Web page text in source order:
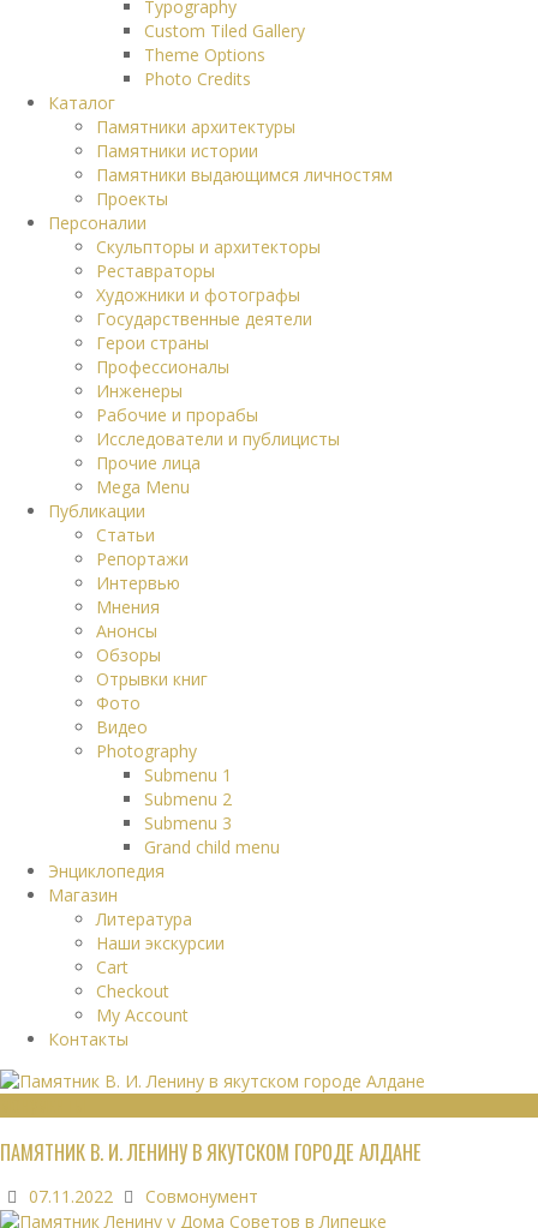
Typography
Custom Tiled Gallery
Theme Options
Photo Credits
Каталог
Памятники архитектуры
Памятники истории
Памятники выдающимся личностям
Проекты
Персоналии
Скульпторы и архитекторы
Реставраторы
Художники и фотографы
Государственные деятели
Герои страны
Профессионалы
Инженеры
Рабочие и прорабы
Исследователи и публицисты
Прочие лица
Mega Menu
Публикации
Статьи
Репортажи
Интервью
Мнения
Анонсы
Обзоры
Отрывки книг
Фото
Видео
Photography
Submenu 1
Submenu 2
Submenu 3
Grand child menu
Энциклопедия
Магазин
Литература
Наши экскурсии
Cart
Checkout
My Account
Контакты
ПАМЯТНИК В. И. ЛЕНИНУ В ЯКУТСКОМ ГОРОДЕ АЛДАНЕ
07.11.2022 Совмонумент